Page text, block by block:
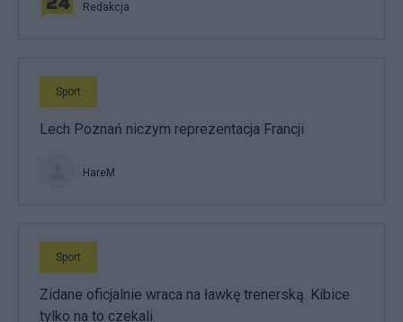
Redakcja
Sport
Lech Poznań niczym reprezentacja Francji
HareM
Sport
Zidane oficjalnie wraca na ławkę trenerską. Kibice
tylko na to czekali